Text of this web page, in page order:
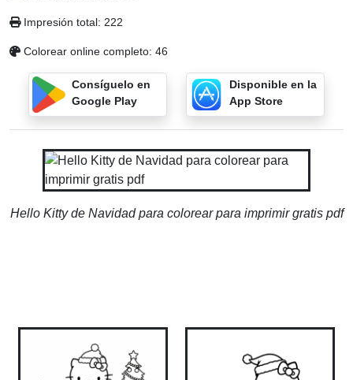
Impresión total: 222
Colorear online completo: 46
Consíguelo en
Google Play
Disponible en la
App Store
Hello Kitty de Navidad para colorear para imprimir gratis pdf